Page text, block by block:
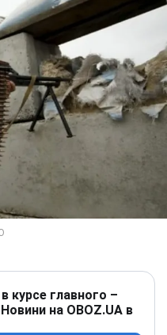
курсе главного –
на OBOZ.UA в